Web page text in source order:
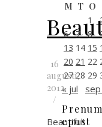
16
augusti,
2012
/
Beautiful!
M T O
1
6
7 8
13 14 15
20 21 22
27 28 29
« jul
epost